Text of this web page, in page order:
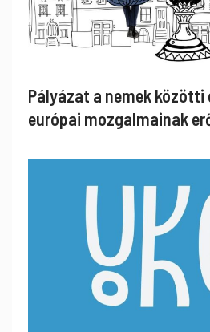
Pályázat a nemek közötti
európai mozgalmainak